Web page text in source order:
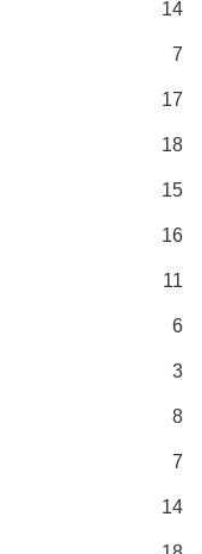
14
7
17
18
15
16
11
6
3
8
7
14